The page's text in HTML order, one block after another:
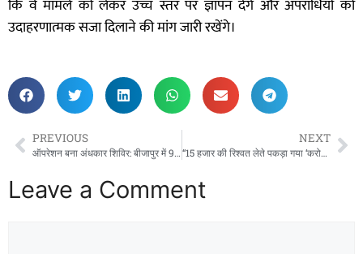
कि वे मामले को लेकर उच्च स्तर पर ज्ञापन देंगे और अपराधियों को
उदाहरणात्मक सजा दिलाने की मांग जारी रखेंगे।
PREVIOUS
ऑपरेशन बना अंधकार शिविर: बीजापुर में 9 मरीजों की रोशनी गई, स्वास्थ्य विभाग की लापरवाही पर उठे सवाल”
NEXT
“15 हजार की रिश्वत लेते पकड़ा गया ‘करोड़पति SDO’: सरगुजा के सूरजपुर प्रेमनगर में एसीबी का बड़ा धमाका!
Leave a Comment